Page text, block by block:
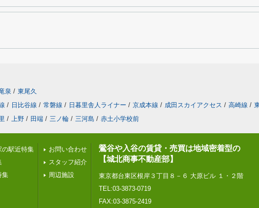
泉 / 東尾久
/ 日比谷線 / 常磐線 / 日暮里舎人ライナー / 京成本線 / 成田スカイアクセス / 高崎線 /
/ 上野 / 田端 / 三ノ輪 / 三河島 / 赤土小学校前
の駅近特集
集
お問い合わせ
スタッフ紹介
周辺施設
鶯谷や入谷の賃貸・売買は地域密着型の
【城北商事不動産部】
東京都台東区根岸３丁目８－６ 大原ビル １・２階
TEL:03-3873-0719
FAX:03-3875-2419